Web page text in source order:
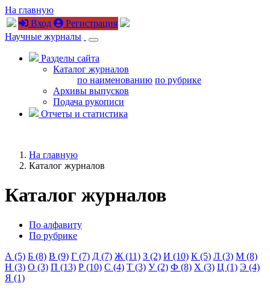
На главную
Вход
Регистрация
Научные журналы
Разделы сайта
Каталог журналов
по наименованию по рубрике
Архивы выпусков
Подача рукописи
Отчеты и статистика
На главную
Каталог журналов
Каталог журналов
По алфавиту
По рубрике
А (5) Б (8) В (9) Г (7) Д (7) Ж (11) З (2) И (10) К (5) Л (3) М (8)
Н (3) О (3) П (13) Р (10) С (4) Т (3) У (2) Ф (8) Х (3) Ц (1) Э (4)
Я (1)